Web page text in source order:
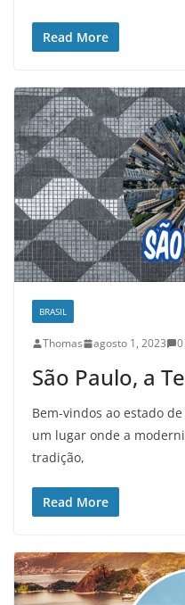
Read More
BRASIL
Thomas agosto 1, 2023
São Paulo, a
Bem-vindos ao estado
um lugar onde a
tradição,
Read More